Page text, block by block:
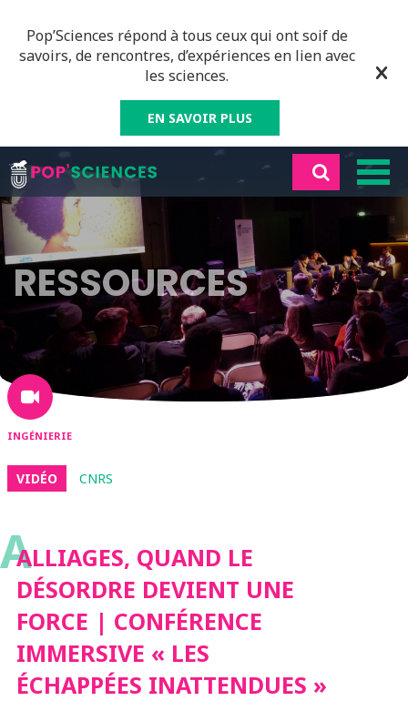
Pop’Sciences répond à tous ceux qui ont soif de
savoirs, de rencontres, d’expériences en lien avec
les sciences.
EN SAVOIR PLUS
RESSOURCES
INGÉNIERIE
VIDÉO CNRS
AALLIAGES, QUAND LE
DÉSORDRE DEVIENT UNE
FORCE | CONFÉRENCE
IMMERSIVE « LES
ÉCHAPPÉES INATTENDUES »